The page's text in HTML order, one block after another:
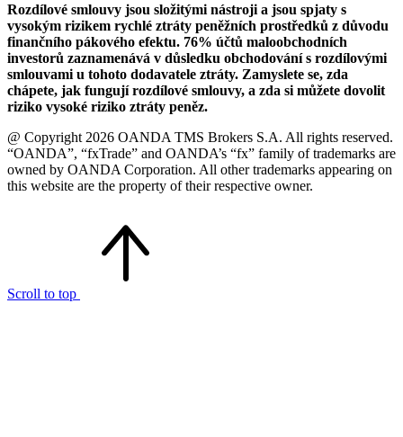
Rozdílové smlouvy jsou složitými nástroji a jsou spjaty s
vysokým rizikem rychlé ztráty peněžních prostředků z důvodu
finančního pákového efektu. 76% účtů maloobchodních
investorů zaznamenává v důsledku obchodování s rozdílovými
smlouvami u tohoto dodavatele ztráty. Zamyslete se, zda
chápete, jak fungují rozdílové smlouvy, a zda si můžete dovolit
riziko vysoké riziko ztráty peněz.
@ Copyright 2026 OANDA TMS Brokers S.A. All rights reserved.
“OANDA”, “fxTrade” and OANDA’s “fx” family of trademarks are
owned by OANDA Corporation. All other trademarks appearing on
this website are the property of their respective owner.
Scroll to top